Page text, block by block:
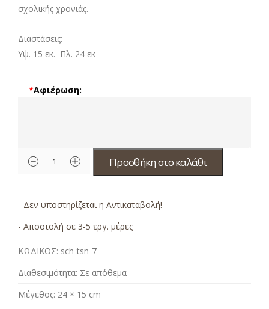
σχολικής χρονιάς.
Διαστάσεις:
Υψ. 15 εκ. Πλ. 24 εκ
*Αφιέρωση:
Προσθήκη στο καλάθι
- Δεν υποστηρίζεται η Αντικαταβολή!
- Αποστολή σε 3-5 εργ. μέρες
ΚΩΔΙΚΟΣ: sch-tsn-7
Διαθεσιμότητα: Σε απόθεμα
Μέγεθος: 24 × 15 cm